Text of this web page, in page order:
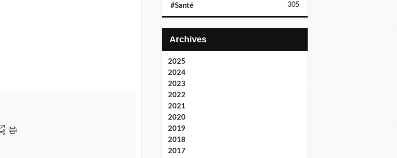
#Santé 305
Archives
2025
2024
2023
2022
2021
2020
2019
2018
2017